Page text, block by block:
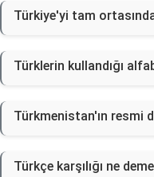
Türkiye'yi tam
Türklerin kullandığı
Türkmenistan'ın resmi
Türkçe karşılığı ne